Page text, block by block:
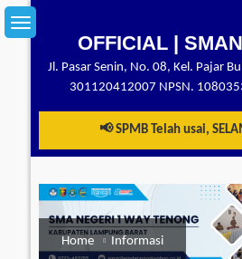
Skip
to
OFFICIAL |
Jl. Pasar Senin, No. 08, Kel. Pajar
301120412007 NPSN.
📢 SPMB Telah usai,
Home Informasi